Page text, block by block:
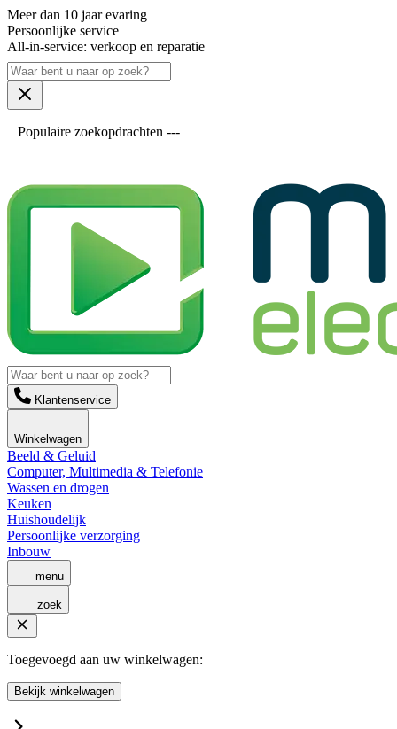
Meer dan 10 jaar evaring
Persoonlijke service
All-in-service: verkoop en reparatie
Populaire zoekopdrachten ---
Klantenservice
Winkelwagen
Beeld & Geluid
Computer, Multimedia & Telefonie
Wassen en drogen
Keuken
Huishoudelijk
Persoonlijke verzorging
Inbouw
menu
zoek
Toegevoegd aan uw winkelwagen:
Bekijk winkelwagen